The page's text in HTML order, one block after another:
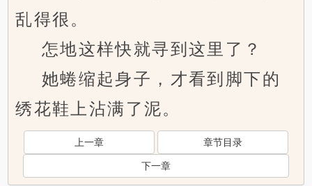
乱得很。
怎地这样快就寻到这里了？
她蜷缩起身子，才看到脚下的
绣花鞋上沾满了泥。
上一章 章节目录
下一章